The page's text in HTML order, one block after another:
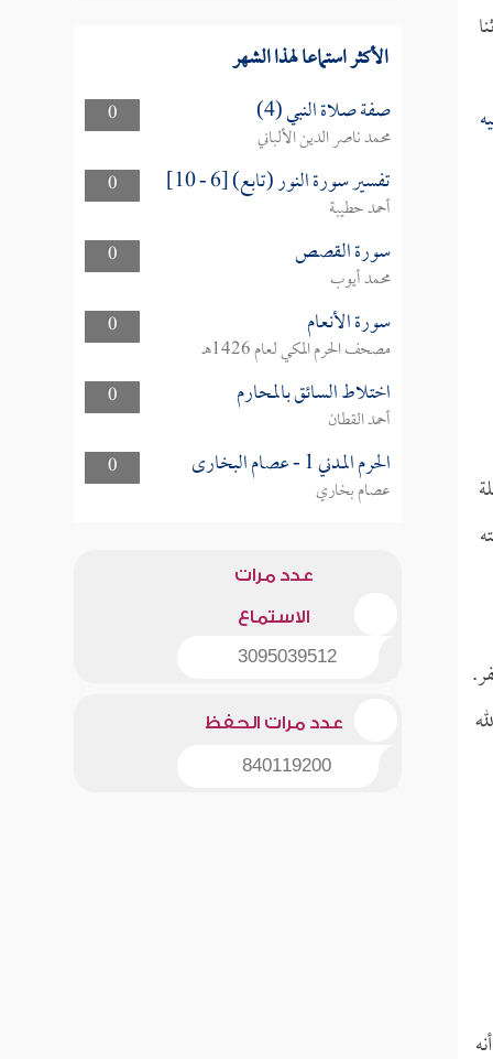
الأكثر استماعا لهذا الشهر
0 صفة صلاة النبي (4)
محمد ناصر الدين الألباني
0
تفسير سورة النور (تابع) [6 - 10]
أحمد حطيبة
0
سورة القصص
محمد أيوب
0
سورة الأنعام
مصحف الحرم المكي لعام 1426هـ
0
اختلاط السائق بالمحارم
أحمد القطان
0
الحرم المدني 1 - عصام البخارى
عصام بخاري
عدد مرات
الاستماع
3095039512
عدد مرات الحفظ
840119200